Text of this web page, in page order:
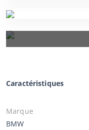
Caractéristiques
Marque
BMW